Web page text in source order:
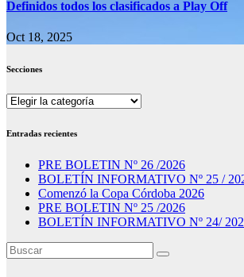
Definidos todos los clasificados a Play Off
Oct 18, 2025
Secciones
Secciones
Entradas recientes
PRE BOLETIN Nº 26 /2026
BOLETÍN INFORMATIVO Nº 25 /
Comenzó la Copa Córdoba 2026
PRE BOLETIN Nº 25 /2026
BOLETÍN INFORMATIVO Nº 24/